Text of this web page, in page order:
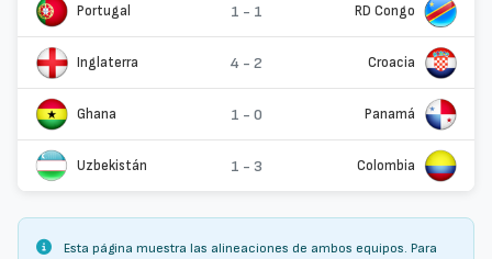
Portugal 1 - 1 RD Congo
Inglaterra 4 - 2 Croacia
Ghana 1 - 0 Panamá
Uzbekistán 1 - 3 Colombia
Esta página muestra las alineaciones de ambos equipos. Para